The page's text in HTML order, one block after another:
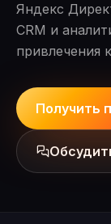
Яндекс
CRM и
привлечения
Получить